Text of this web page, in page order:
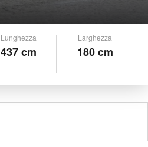
Lunghezza
437 cm
Larghezza
180 cm